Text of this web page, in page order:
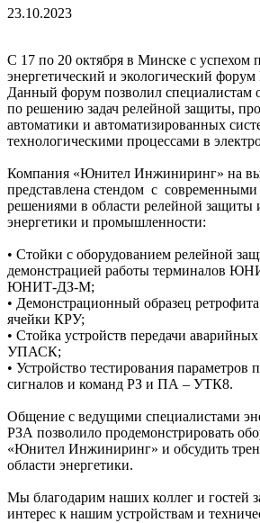
23.10.2023
C 17 по 20 октября в Минске с
энергетический и экологический
Данный форум позволил специалистам
по решению задач релейной защиты,
автоматики и автоматизированных
технологическими процессами в
Компания «Юнител Инжиниринг» на
представлена стендом с современными
решениями в области релейной защиты
энергетики и промышленности:
• Стойки с оборудованием релейной
демонстрацией работы терминалов
ЮНИТ-ДЗ-М;
• Демонстрационный образец ретрофита
ячейки КРУ;
• Стойка устройств передачи
УПАСК;
• Устройство тестирования параметров
сигналов и команд РЗ и ПА – УТК8.
Общение с ведущими специалистами
РЗА позволило продемонстрировать
«Юнител Инжиниринг» и обсудить
области энергетики.
Мы благодарим наших коллег и гостей
интерес к нашим устройствам и